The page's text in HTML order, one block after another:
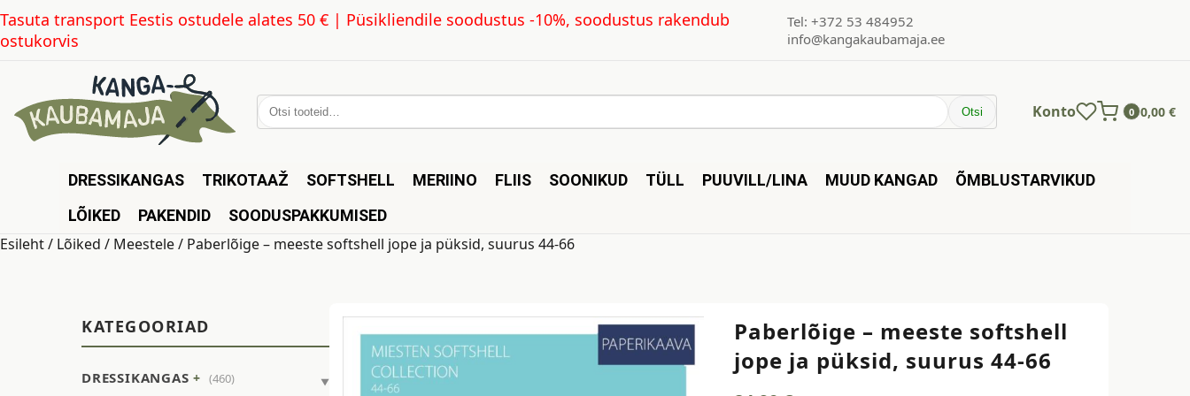
Tasuta transport Eestis ostudele alates 50 € | Püsikliendile soodustus -10%, soodustus rakendub
ostukorvis
Tel: +372 53 484952
info@kangakaubamaja.ee
Otsi: Otsi Konto 0 0,00 €
DRESSIKANGAS TRIKOTAAŽ SOFTSHELL MERIINO FLIIS SOONIKUD TÜLL PUUVILL/LINA MUUD KANGAD
ÕMBLUSTARVIKUD
LÕIKED
PAKENDID SOODUSPAKKUMISED
Esileht/ Lõiked / Meestele/ Paberlõige – meeste softshell jope ja püksid, suurus 44-66
KATEGOORIAD
DRESSIKANGAS (460)
Paberlõige – meeste softshell
jope ja püksid, suurus 44-66